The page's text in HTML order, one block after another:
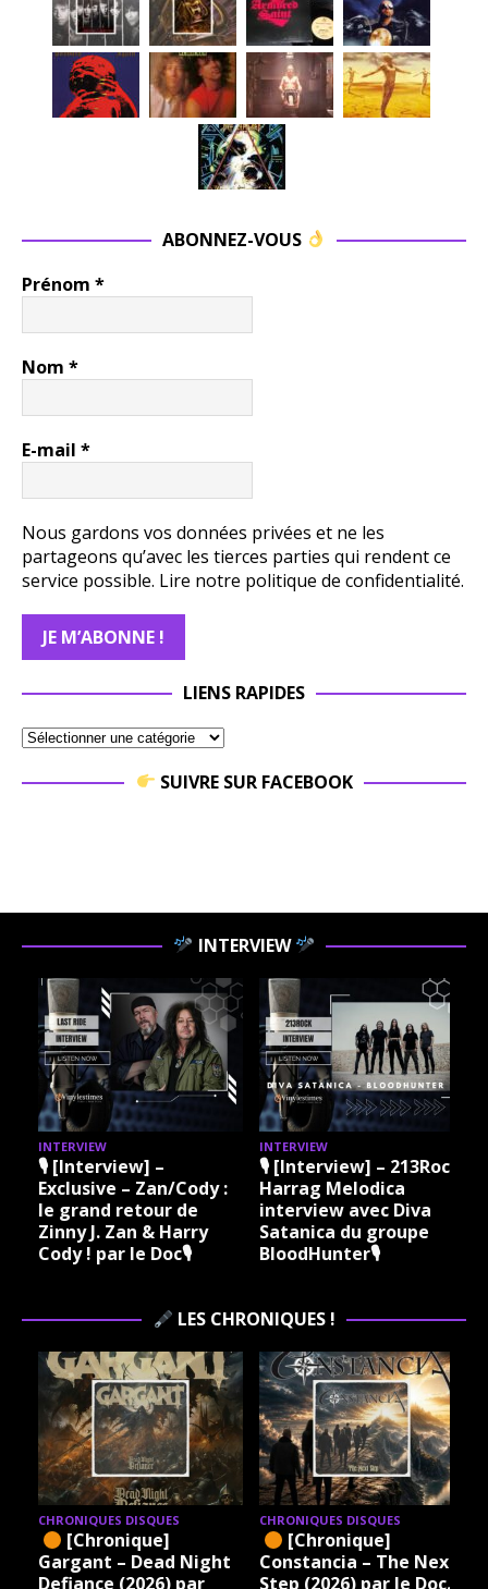
ABONNEZ-VOUS
Prénom *
Nom *
E-mail *
Nous gardons vos données privées et ne les
partageons qu’avec les tierces parties qui rendent ce
service possible. Lire notre politique de confidentialité.
LIENS RAPIDES
SUIVRE SUR FACEBOOK
INTERVIEW
INTERVIEW
🎙 [Interview] –
Exclusive – Zan/Cody :
le grand retour de
Zinny J. Zan & Harry
Cody ! par le Doc🎙
INTERVIEW
🎙 [Interview] – 213Rock
Harrag Melodica
interview avec Diva
Satanica du groupe
BloodHunter🎙
LES CHRONIQUES !
CHRONIQUES DISQUES
[Chronique]
Gargant – Dead Night
Defiance (2026) par
CHRONIQUES DISQUES
[Chronique]
Constancia – The Next
Step (2026) par le Doc.